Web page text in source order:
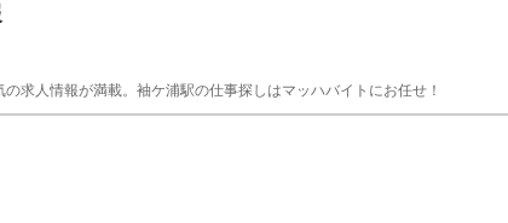
求人情報が満載。袖ケ浦駅の仕事探しはマッハバイトにお任せ！